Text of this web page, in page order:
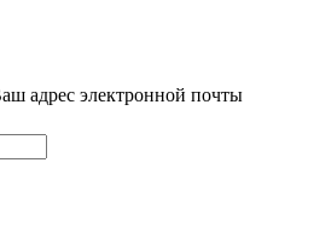
адрес электронной почты